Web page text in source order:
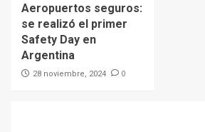
Aeropuertos seguros:
se realizó el primer
Safety Day en
Argentina
28 noviembre, 2024 0